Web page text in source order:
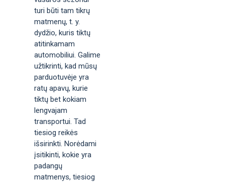
turi būti tam tikrų
matmenų, t. y.
dydžio, kuris tiktų
atitinkamam
automobiliui. Galime
užtikrinti, kad mūsų
parduotuvėje yra
ratų apavų, kurie
tiktų bet kokiam
lengvajam
transportui. Tad
tiesiog reikės
išsirinkti. Norėdami
įsitikinti, kokie yra
padangų
matmenys, tiesiog